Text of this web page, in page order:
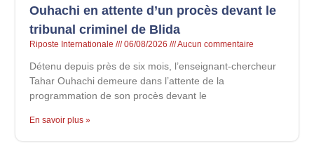
Ouhachi en attente d’un procès devant le
tribunal criminel de Blida
Riposte Internationale 06/08/2026 Aucun commentaire
Détenu depuis près de six mois, l’enseignant-chercheur
Tahar Ouhachi demeure dans l’attente de la
programmation de son procès devant le
En savoir plus »